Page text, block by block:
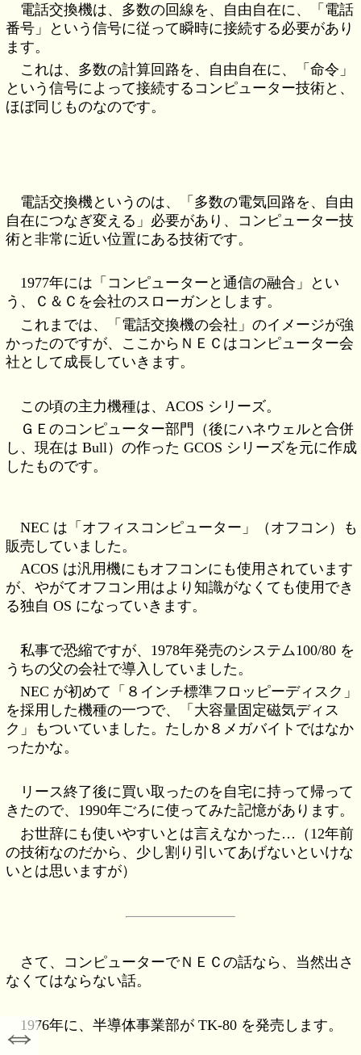
電話交換機は、多数の回線を、自由自在に、「電話
番号」という信号に従って瞬時に接続する必要があり
ます。
これは、多数の計算回路を、自由自在に、「命令」
という信号によって接続するコンピューター技術と、
ほぼ同じものなのです。
電話交換機というのは、「多数の電気回路を、自由
自在につなぎ変える」必要があり、コンピューター技
術と非常に近い位置にある技術です。
1977年には「コンピューターと通信の融合」とい
う、Ｃ＆Ｃを会社のスローガンとします。
これまでは、「電話交換機の会社」のイメージが強
かったのですが、ここからＮＥＣはコンピューター会
社として成長していきます。
この頃の主力機種は、ACOS シリーズ。
ＧＥのコンピューター部門（後にハネウェルと合併
し、現在は Bull）の作った GCOS シリーズを元に作成
したものです。
NEC は「オフィスコンピューター」（オフコン）も
販売していました。
ACOS は汎用機にもオフコンにも使用されています
が、やがてオフコン用はより知識がなくても使用でき
る独自 OS になっていきます。
私事で恐縮ですが、1978年発売のシステム100/80 を
うちの父の会社で導入していました。
NEC が初めて「８インチ標準フロッピーディスク」
を採用した機種の一つで、「大容量固定磁気ディス
ク」もついていました。たしか８メガバイトではなか
ったかな。
リース終了後に買い取ったのを自宅に持って帰って
きたので、1990年ごろに使ってみた記憶があります。
お世辞にも使いやすいとは言えなかった…（12年前
の技術なのだから、少し割り引いてあげないといけな
いとは思いますが）
さて、コンピューターでＮＥＣの話なら、当然出さ
なくてはならない話。
1976年に、半導体事業部が TK-80 を発売します。
⇔